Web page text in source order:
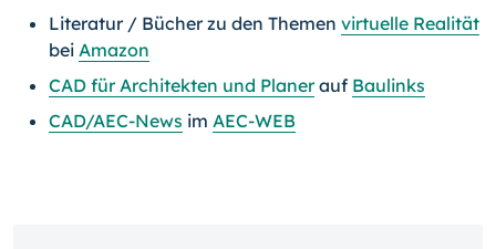
Literatur / Bücher zu den Themen virtuelle Realität
bei Amazon
CAD für Architekten und Planerauf Baulinks
CAD/AEC-News im AEC-WEB